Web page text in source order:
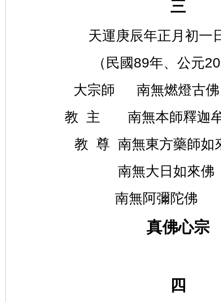
三
天運庚辰年正月初一
（民國89年、公元
大宗師
南無燃燈
教 主
南無本師釋迦
教 尊 南無東方藥師如
南無大日如來
南無阿彌陀佛
真佛心宗
四